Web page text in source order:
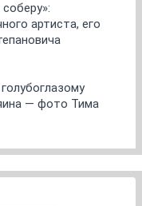
артиста, его
— фото Тима